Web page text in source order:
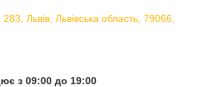
Львів, Львівська область, 79066,
з 09:00 до 19:00